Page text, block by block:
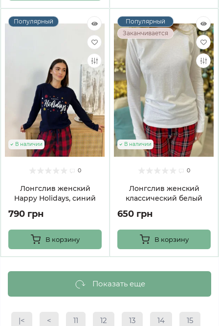
Популярный
0
Лонгслив женский
Happy Holidays, синий
В наличии
790 грн
В корзину
Популярный
Заканчивается
0
Лонгслив женский
классический белый
В наличии
650 грн
В корзину
Показать еще
|< < 11 12 13 14 15